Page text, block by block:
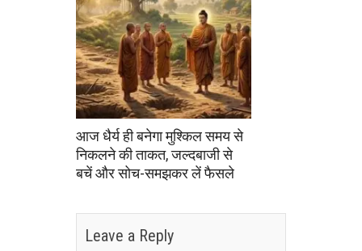
आज धैर्य ही बनेगा मुश्किल समय से
निकलने की ताकत, जल्दबाजी से
बचें और सोच-समझकर लें फैसले
Leave a Reply